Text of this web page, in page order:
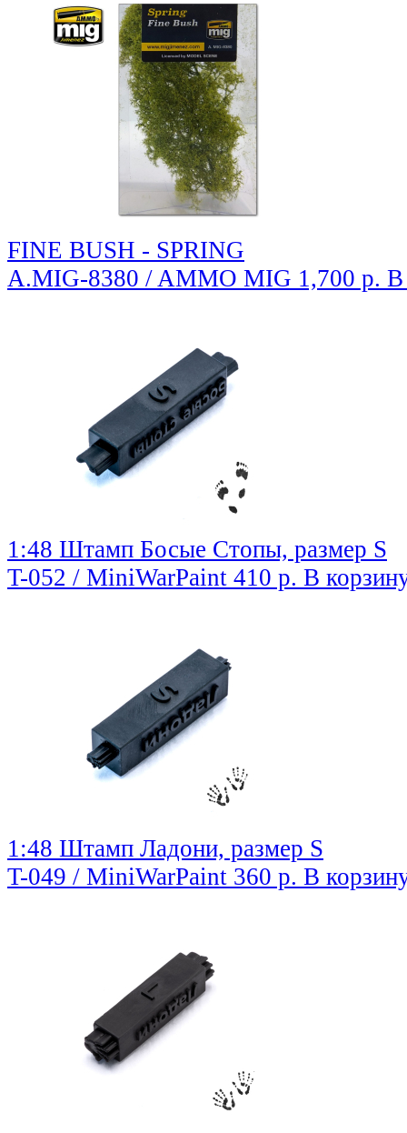
FINE BUSH - SPRING
A.MIG-8380 / AMMO MIG 1,700 р. В
1:48 Штамп Босые Стопы, размер S
T-052 / MiniWarPaint 410 р. В
1:48 Штамп Ладони, размер S
T-049 / MiniWarPaint 360 р. В